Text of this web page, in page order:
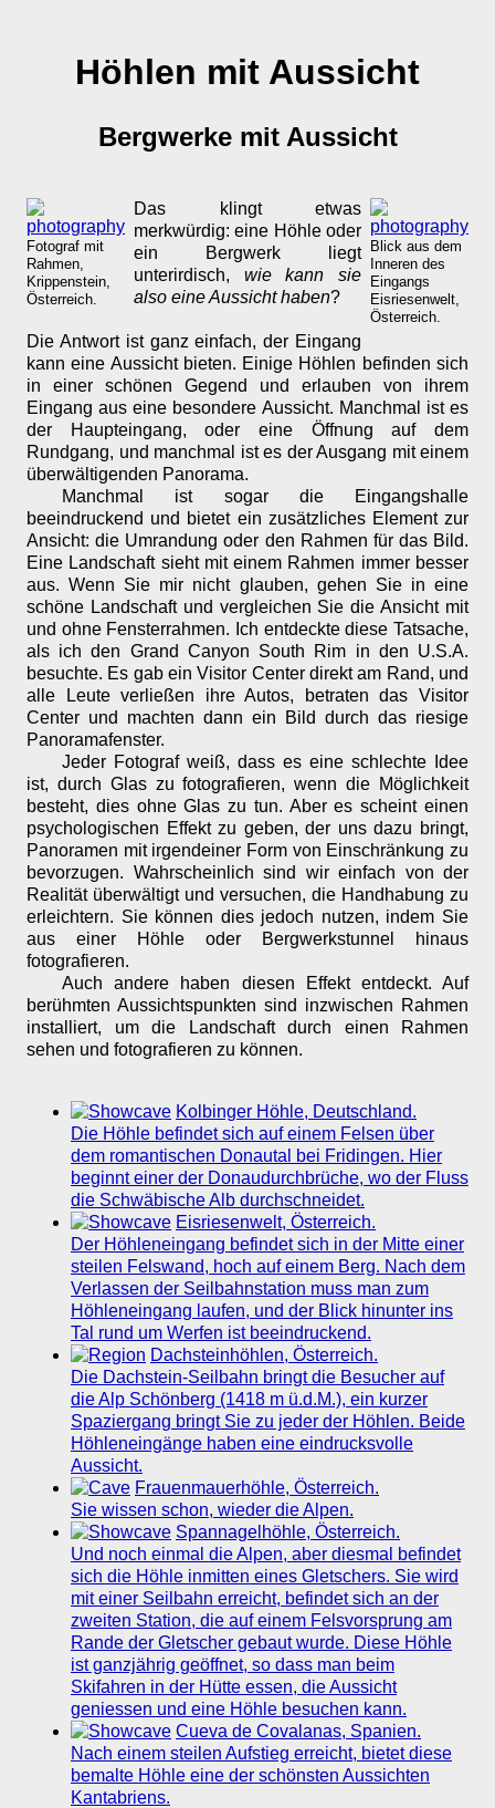
Höhlen mit Aussicht
Bergwerke mit Aussicht
Fotograf mit
Rahmen,
Krippenstein,
Österreich.
Blick aus dem
Inneren des
Eingangs
Eisriesenwelt,
Österreich.
Das klingt etwas
merkwürdig: eine Höhle oder
ein Bergwerk liegt
unterirdisch, wie kann sie
also eine Aussicht haben?
Die Antwort ist ganz einfach, der Eingang
kann eine Aussicht bieten. Einige Höhlen befinden sich
in einer schönen Gegend und erlauben von ihrem
Eingang aus eine besondere Aussicht. Manchmal ist es
der Haupteingang, oder eine Öffnung auf dem
Rundgang, und manchmal ist es der Ausgang mit einem
überwältigenden Panorama.
Manchmal ist sogar die Eingangshalle
beeindruckend und bietet ein zusätzliches Element zur
Ansicht: die Umrandung oder den Rahmen für das Bild.
Eine Landschaft sieht mit einem Rahmen immer besser
aus. Wenn Sie mir nicht glauben, gehen Sie in eine
schöne Landschaft und vergleichen Sie die Ansicht mit
und ohne Fensterrahmen. Ich entdeckte diese Tatsache,
als ich den Grand Canyon South Rim in den U.S.A.
besuchte. Es gab ein Visitor Center direkt am Rand, und
alle Leute verließen ihre Autos, betraten das Visitor
Center und machten dann ein Bild durch das riesige
Panoramafenster.
Jeder Fotograf weiß, dass es eine schlechte Idee
ist, durch Glas zu fotografieren, wenn die Möglichkeit
besteht, dies ohne Glas zu tun. Aber es scheint einen
psychologischen Effekt zu geben, der uns dazu bringt,
Panoramen mit irgendeiner Form von Einschränkung zu
bevorzugen. Wahrscheinlich sind wir einfach von der
Realität überwältigt und versuchen, die Handhabung zu
erleichtern. Sie können dies jedoch nutzen, indem Sie
aus einer Höhle oder Bergwerkstunnel hinaus
fotografieren.
Auch andere haben diesen Effekt entdeckt. Auf
berühmten Aussichtspunkten sind inzwischen Rahmen
installiert, um die Landschaft durch einen Rahmen
sehen und fotografieren zu können.
Kolbinger Höhle, Deutschland.
Die Höhle befindet sich auf einem Felsen über
dem romantischen Donautal bei Fridingen. Hier
beginnt einer der Donaudurchbrüche, wo der Fluss
die Schwäbische Alb durchschneidet.
Eisriesenwelt, Österreich.
Der Höhleneingang befindet sich in der Mitte einer
steilen Felswand, hoch auf einem Berg. Nach dem
Verlassen der Seilbahnstation muss man zum
Höhleneingang laufen, und der Blick hinunter ins
Tal rund um Werfen ist beeindruckend.
Dachsteinhöhlen, Österreich.
Die Dachstein-Seilbahn bringt die Besucher auf
die Alp Schönberg (1418 m ü.d.M.), ein kurzer
Spaziergang bringt Sie zu jeder der Höhlen. Beide
Höhleneingänge haben eine eindrucksvolle
Aussicht.
Frauenmauerhöhle, Österreich.
Sie wissen schon, wieder die Alpen.
Spannagelhöhle, Österreich.
Und noch einmal die Alpen, aber diesmal befindet
sich die Höhle inmitten eines Gletschers. Sie wird
mit einer Seilbahn erreicht, befindet sich an der
zweiten Station, die auf einem Felsvorsprung am
Rande der Gletscher gebaut wurde. Diese Höhle
ist ganzjährig geöffnet, so dass man beim
Skifahren in der Hütte essen, die Aussicht
geniessen und eine Höhle besuchen kann.
Cueva de Covalanas, Spanien.
Nach einem steilen Aufstieg erreicht, bietet diese
bemalte Höhle eine der schönsten Aussichten
Kantabriens.